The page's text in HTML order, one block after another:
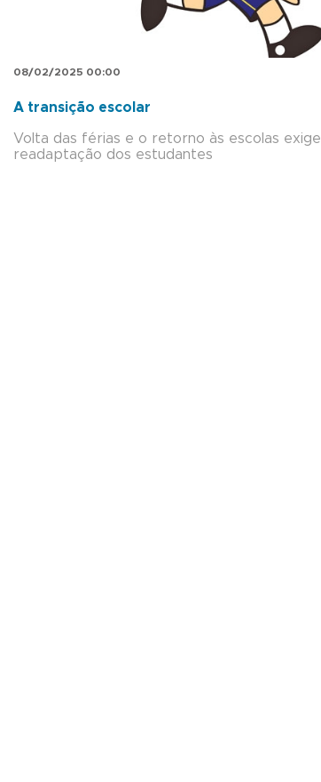
08/02/2025 00:00
A transição escolar
Volta das férias e o retorno às escolas exige
readaptação dos estudantes